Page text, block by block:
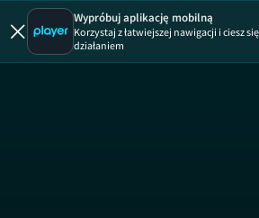
Wypróbuj aplikację mobilną
Korzystaj z łatwiejszej nawigacji i ciesz
działaniem